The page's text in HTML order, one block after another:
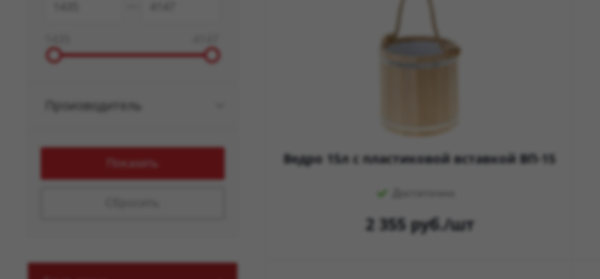
Ведро 15л с пластиковой вставкой ВП-15
2 355руб./шт
Производитель